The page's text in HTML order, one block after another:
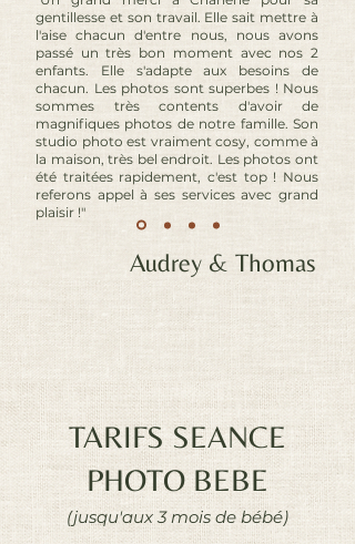
gentillesse et son travail. Elle sait mettre à
l'aise chacun d'entre nous, nous avons
passé un très bon moment avec nos 2
enfants. Elle s'adapte aux besoins de
chacun. Les photos sont superbes ! Nous
sommes très contents d'avoir de
magnifiques photos de notre famille. Son
studio photo est vraiment cosy, comme à
la maison, très bel endroit. Les photos ont
été traitées rapidement, c'est top ! Nous
referons appel à ses services avec grand
plaisir !"
Audrey & Thomas
TARIFS SEANCE
PHOTO BEBE
(jusqu'aux 3 mois de bébé)